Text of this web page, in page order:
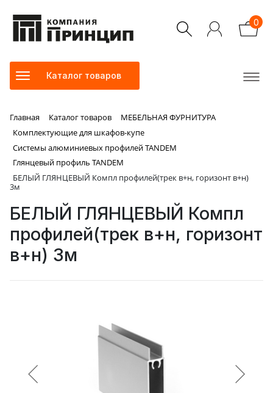
0
Каталог товаров
Главная Каталог товаров
МЕБЕЛЬНАЯ ФУРНИТУРА
Комплектующие для шкафов-купе
Системы алюминиевых профилей TANDEM
Глянцевый профиль TANDEM
БЕЛЫЙ ГЛЯНЦЕВЫЙ Компл профилей(трек в+н, горизонт в+н)
3м
БЕЛЫЙ ГЛЯНЦЕВЫЙ Компл
профилей(трек в+н, горизонт
в+н) 3м